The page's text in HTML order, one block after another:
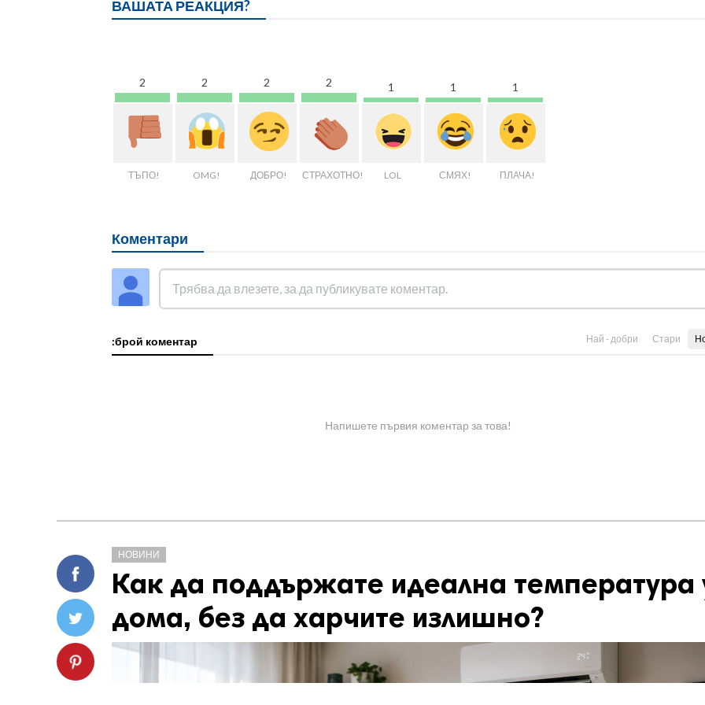
ВАШАТА РЕАКЦИЯ?
2
ТЪПО!
2
OMG!
2
ДОБРО!
2
СТРАХОТНО!
1
LOL
1
СМЯХ!
1
ПЛАЧА!
Коментари
:брой коментар Най - добри Стари
Напишете първия коментар за това!
НОВИНИ
Как да поддържате идеална температура
дома, без да харчите излишно?